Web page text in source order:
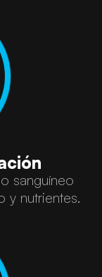
sanguíneo
y nutrientes.